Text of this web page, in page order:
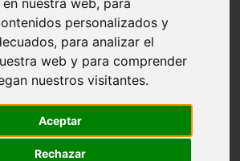
personalizados y
para analizar el
web y para comprender
nuestros visitantes.
Aceptar
Rechazar
artículos
del espino amarillo: conocelas
ahora